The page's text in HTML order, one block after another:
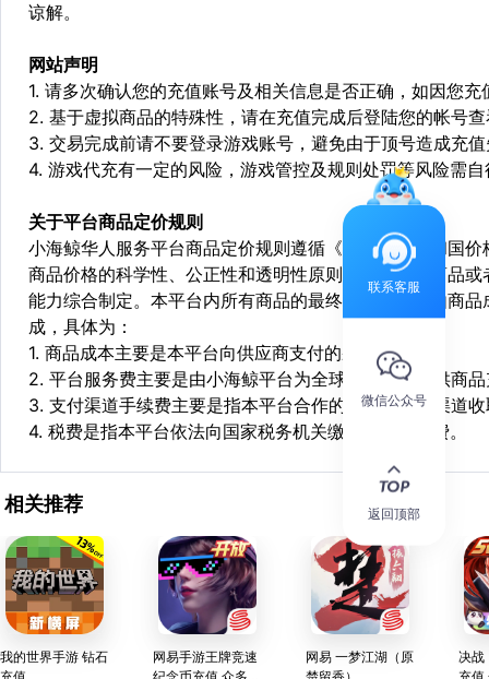
谅解。
网站声明
1. 请多次确认您的充值账号及相关信息是否正确，如因您
2. 基于虚拟商品的特殊性，请在充值完成后登陆您的帐号
3. 交易完成前请不要登录游戏账号，避免由于顶号造成充
4. 游戏代充有一定的风险，游戏管控及规则处罚等风险需
关于平台商品定价规则
小海鲸华人服务平台商品定价规则遵循《中华人民共和国
商品价格的科学性、公正性和透明性原则，依据相关商品
能力综合制定。本平台内所有商品的最终销售价格均由商
成，具体为：
1. 商品成本主要是本平台向供应商支付的采购成本；
2. 平台服务费主要是由小海鲸平台为全球华人用户提供商
3. 支付渠道手续费主要是指本平台合作的第三方支付渠道
4. 税费是指本平台依法向国家税务机关缴纳的各项税费。
相关推荐
我的世界手游 钻石
网易手游王牌竞速
网易 一梦江湖（原
决战
联系客服
微信公众号
返回顶部